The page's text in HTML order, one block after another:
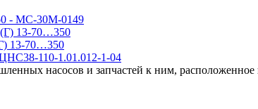
- МС-30М-0149
13-70…350
13-70…350
110-1.01.012-1-04